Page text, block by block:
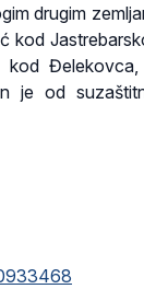
drugim
kod
kod
je od